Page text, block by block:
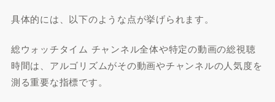
具体的には、以下のような点が挙げられます。
総ウォッチタイム チャンネル全体や特定の動画の総視聴
時間は、アルゴリズムがその動画やチャンネルの人気度を
測る重要な指標です。